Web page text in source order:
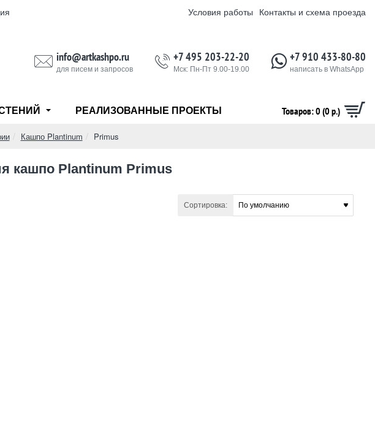
Условия работы Контакты и схема проезда
info@artkashpo.ru
для писем и запросов
+7 495 203-22-20
Мск: Пн-Пт 9.00-19.00
+7 910 433-80-80
написать в WhatsApp
РЕАЛИЗОВАННЫЕ ПРОЕКТЫ Товаров: 0 (0 р.)
Кашпо Plantinum Primus
кашпо Plantinum Primus
Сортировка: